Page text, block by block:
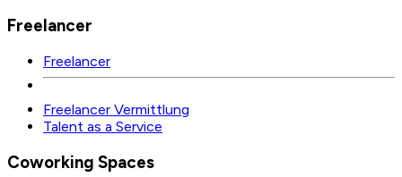
Freelancer
Freelancer
Freelancer Vermittlung
Talent as a Service
Coworking Spaces